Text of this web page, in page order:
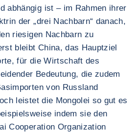
abhängig ist – im Rahmen ihrer
der „drei Nachbarn“ danach,
riesigen Nachbarn zu
bleibt China, das Hauptziel
für die Wirtschaft des
Bedeutung, die zudem
von Russland
leistet die Mongolei so gut es
indem sie den
Cooperation Organization